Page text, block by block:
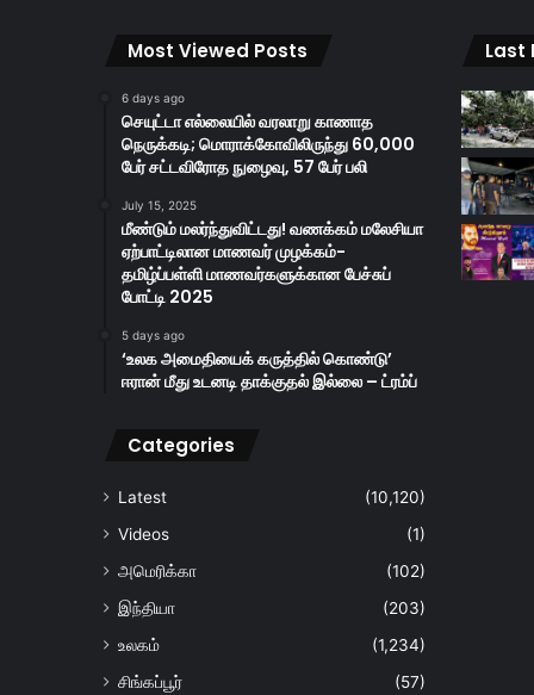
Most Viewed Posts
6 days ago
செயுட்டா எல்லையில் வரலாறு காணாத
நெருக்கடி; மொராக்கோவிலிருந்து 60,000
பேர் சட்டவிரோத நுழைவு, 57 பேர் பலி
July 15, 2025
மீண்டும் மலர்ந்துவிட்டது! வணக்கம் மலேசியா
ஏற்பாட்டிலான மாணவர் முழக்கம்-
தமிழ்ப்பள்ளி மாணவர்களுக்கான பேச்சுப்
போட்டி 2025
5 days ago
‘உலக அமைதியைக் கருத்தில் கொண்டு’
ஈரான் மீது உடனடி தாக்குதல் இல்லை – ட்ரம்ப்
Categories
Latest
(10,120)
Videos
(1)
அமெரிக்கா
(102)
இந்தியா
(203)
உலகம்
(1,234)
சிங்கப்பூர்
(57)
Last